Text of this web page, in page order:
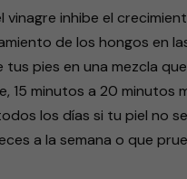
inhibe el
de los hongos en
pies en una mezcla
15 minutos a 20 minutos
los días si tu piel no
a la semana o que